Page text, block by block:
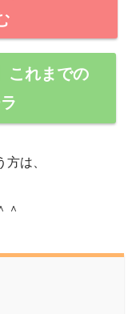
これまでの
は、
＾